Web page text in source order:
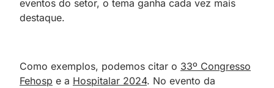
eventos do setor, o tema ganha cada vez mais
destaque.
Como exemplos, podemos citar o 33º Congresso
Fehosp e a Hospitalar 2024. No evento da